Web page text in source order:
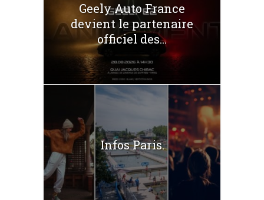
Geely Auto France
devient le partenaire
officiel des...
Infos Paris.